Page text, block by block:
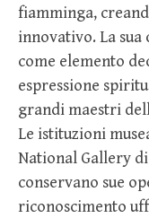
fiamminga,
innovativo. La
come elemento
espressione
grandi maestri
Le istituzioni
National Gallery
conservano sue
riconoscimento